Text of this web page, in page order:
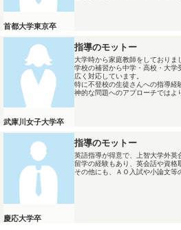
首都大学東京卒
武庫川女子大学卒
指導のモットー
大学時から家庭教師をしておりま
学校の補習から中学・高校・大学
広く対応しています。
特に不登校の生徒さんへの指導経
神的な問題へのアプローチではよ
慶応大学卒
指導のモットー
英語指導が得意で、上智大学外英
留学の経験もあり、英会話や資格
その他にも、ＡＯ入試や小論文等